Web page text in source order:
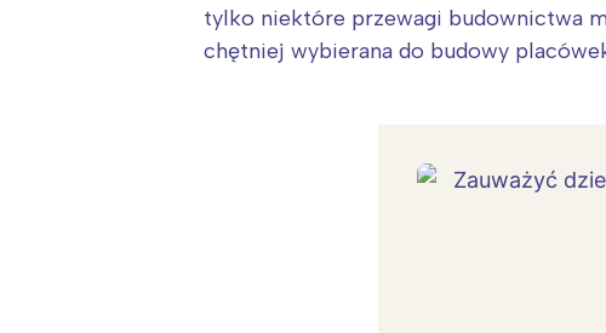
tylko niektóre przewagi budownictwa
chętniej wybierana do budowy